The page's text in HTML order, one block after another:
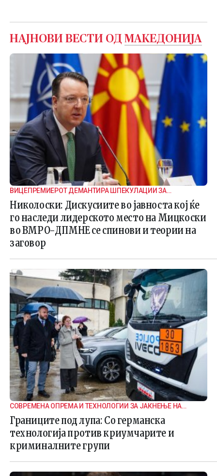
НАЈНОВИ ВЕСТИ ОД МАКЕДОНИЈА
ВИЦЕПРЕМИЕРОТ ДЕМАНТИРА ШПЕКУЛАЦИИ ЗА
ВНАТРЕПАРТИСКИ ПОДЕЛБИ
Николоски: Дискусиите во јавноста кој ќе
го наследи лидерското место на Мицкоски
во ВМРО-ДПМНЕ се спинови и теории на
заговор
СОВРЕМЕНА ОПРЕМА И ТЕХНОЛОГИИ ЗА ЈАКНЕЊЕ НА
ГРАНИЧНАТА БЕЗБЕДНОСТ
Границите под лупа: Со германска
технологија против криумчарите и
криминалните групи